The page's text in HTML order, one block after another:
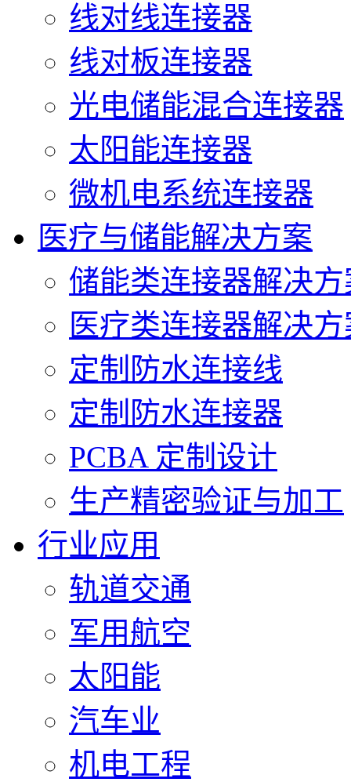
线对线连接器
线对板连接器
光电储能混合连接器
太阳能连接器
微机电系统连接器
医疗与储能解决方案
储能类连接器解决方
医疗类连接器解决
定制防水连接线
定制防水连接器
PCBA 定制设计
生产精密验证与加工
行业应用
轨道交通
军用航空
太阳能
汽车业
机电工程